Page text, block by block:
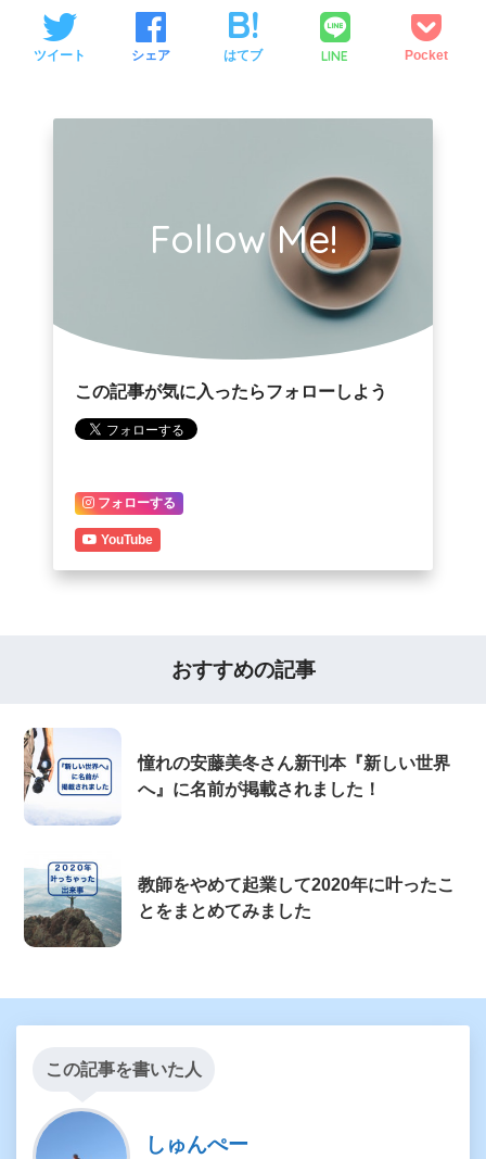
ツイート シェア はてブ LINE Pocket
Follow Me!
この記事が気に入ったらフォローしよう
フォローする
YouTube
おすすめの記事
憧れの安藤美冬さん新刊本『新しい世界
へ』に名前が掲載されました！
教師をやめて起業して2020年に叶ったこ
とをまとめてみました
この記事を書いた人
しゅんぺー